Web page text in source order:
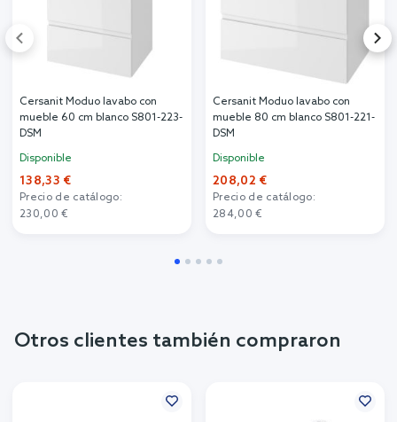
Cersanit Moduo lavabo con
mueble 60 cm blanco S801-223-
DSM
Disponible
138,33 €
Precio de catálogo:
230,00 €
Cersanit Moduo lavabo con
mueble 80 cm blanco S801-221-
DSM
Disponible
208,02 €
Precio de catálogo:
284,00 €
Otros clientes también compraron